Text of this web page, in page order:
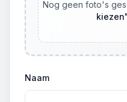
Nog geen foto's
kiezen"
Naam